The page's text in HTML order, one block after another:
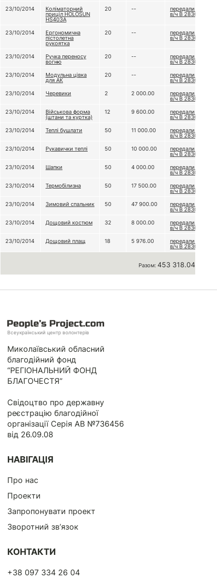
23/10/2014
Коліматорний
приціл HOLOSUN
HS403A
20 -- передали до
в/ч В 2830
23/10/2014 Ергономична
пістолетна
рукоятка
20 -- передали до
в/ч В 2830
23/10/2014 Ручка переносу
вогню
20 -- передали до
в/ч В 2830
23/10/2014
Модульна цівка
для АК
20 -- передали до
в/ч В 2830
23/10/2014
Черевики 2 2 000.00 передали до
в/ч В 2830
23/10/2014
Військова форма
(штани та куртка)
12 9 600.00 передали до
в/ч В 2830
23/10/2014
Теплі бушлати 50 11 000.00 передали до
в/ч В 2830
23/10/2014
Рукавички теплі 50 10 000.00 передали до
в/ч В 2830
23/10/2014
Шапки 50 4 000.00 передали до
в/ч В 2830
23/10/2014
Термобілизна 50 17 500.00 передали до
в/ч В 2830
23/10/2014
Зимовий спальник 50 47 900.00 передали до
в/ч В 2830
23/10/2014
Дощовий костюм 32 8 000.00 передали до
в/ч В 2830
23/10/2014
Дощовий плащ 18 5 976.00 передали до
в/ч В 2830
Разом: 453 318.04 грн
Всеукраїнський центр волонтерів
Миколаївський обласний
благодійний фонд
“РЕГІОНАЛЬНИЙ ФОНД
БЛАГОЧЕСТЯ”
Свідоцтво про державну
реєстрацію благодійної
організації Серія АВ №736456
від 26.09.08
НАВІГАЦІЯ
Про нас
Проекти
Запропонувати проект
Зворотний зв’язок
КОНТАКТИ
+38 097 334 26 04